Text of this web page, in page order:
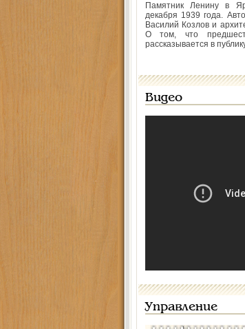
Памятник Ленину в
декабря 1939 года.
Василий Козлов и
О том, что
рассказывается в
Видео
Управление